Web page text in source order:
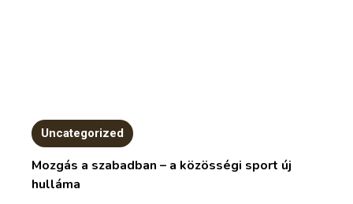
Uncategorized
Mozgás a szabadban – a közösségi sport új
hulláma